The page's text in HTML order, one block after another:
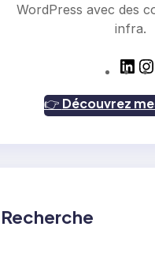
WordPress avec des
infra.
L
n
k
d
👉 Découvrez
Recherche